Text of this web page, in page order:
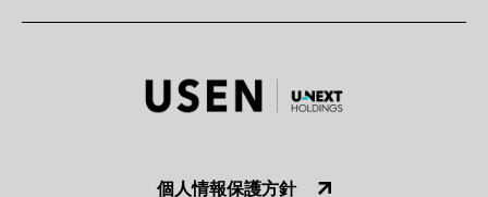
個人情報保護方針